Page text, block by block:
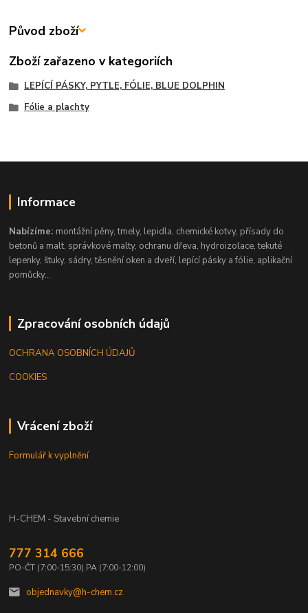
Původ zboží
Zboží zařazeno v kategoriích
LEPÍCÍ PÁSKY, PYTLE, FÓLIE, BLUE DOLPHIN
Fólie a plachty
Informace
Nabízíme: montážní pěny, tmely, lepidla, chemické kotvy, přísady do
betonů a malt, správkové malty, ochranu dřeva, hydroizolace, tekuté
lepenky, štuky, sádry, těsnění oken a dveří, lepící pásky a fólie, aplikační
pomůcky...
Zpracování osobních údajů
OCHRANA OSOBNÍCH ÚDAJŮ
COOKIES
Vrácení zboží
Formulář k vyplnění
H-CHEM - Stavební chemie
777 314 666
PO-ČT (7:00-15:30) PA (7:00-12:00)
objednavky@h-chem.cz